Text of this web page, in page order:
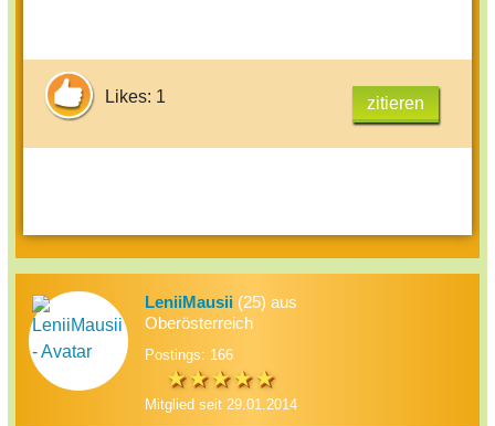
Likes: 1 zitieren
LeniiMausii (25) aus
Oberösterreich
Postings: 166
Mitglied seit 29.01.2014